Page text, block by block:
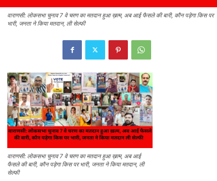
वाराणसी: लोकसभा चुनाव 7 वे चरण का मतदान हुआ ख़त्म, अब आई फैसले की बारी, कौन पड़ेगा किस पर
भारी, जनता ने किया मतदान, ली सेल्फी
वाराणसी: लोकसभा चुनाव 7 वे चरण का मतदान हुआ ख़त्म, अब आई
फैसले की बारी, कौन पड़ेगा किस पर भारी, जनता ने किया मतदान, ली
सेल्फी